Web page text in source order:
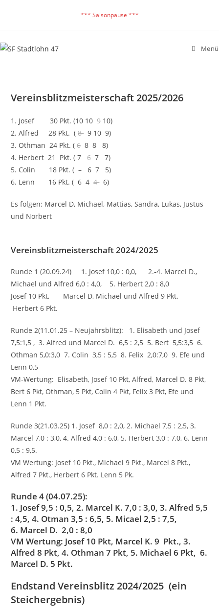
*** Saisonpause ***
Menü
Vereinsblitzmeisterschaft 2025/2026
1. Josef 30 Pkt. (10 10910)
2. Alfred 28 Pkt. (89 10 9)
3. Othman 24 Pkt. (68 8 8)
4. Herbert 21 Pkt. ( 767 7)
5. Colin 18 Pkt. ( – 6 7 5)
6. Lenn 16 Pkt. ( 6 446)
Es folgen: Marcel D, Michael, Mattias, Sandra, Lukas, Justus
und Norbert
Vereinsblitzmeisterschaft 2024/2025
Runde 1 (20.09.24) 1. Josef 10,0 : 0,0, 2.-4. Marcel D.,
Michael und Alfred 6,0 : 4,0, 5. Herbert 2,0 : 8,0
Josef 10 Pkt, Marcel D, Michael und Alfred 9 Pkt.
Herbert 6 Pkt.
Runde 2(11.01.25 – Neujahrsblitz): 1. Elisabeth und Josef
7,5:1,5 , 3. Alfred und Marcel D. 6,5 : 2,5 5. Bert 5,5:3,5 6.
Othman 5,0:3,0 7. Colin 3,5 : 5,5 8. Felix 2,0:7,0 9. Efe und
Lenn 0,5
VM-Wertung: Elisabeth, Josef 10 Pkt, Alfred, Marcel D. 8 Pkt,
Bert 6 Pkt, Othman, 5 Pkt, Colin 4 Pkt, Felix 3 Pkt, Efe und
Lenn 1 Pkt.
Runde 3(21.03.25) 1. Josef 8,0 : 2,0, 2. Michael 7,5 : 2,5, 3.
Marcel 7,0 : 3,0, 4. Alfred 4,0 : 6,0, 5. Herbert 3,0 : 7,0, 6. Lenn
0,5 : 9,5.
VM Wertung: Josef 10 Pkt., Michael 9 Pkt., Marcel 8 Pkt.,
Alfred 7 Pkt., Herbert 6 Pkt. Lenn 5 Pk.
Runde 4 (04.07.25):
1. Josef 9,5 : 0,5, 2. Marcel K. 7,0 : 3,0, 3. Alfred 5,5
: 4,5, 4. Otman 3,5 : 6,5, 5. Micael 2,5 : 7,5,
6. Marcel D. 2,0 : 8,0
VM Wertung: Josef 10 Pkt, Marcel K. 9 Pkt., 3.
Alfred 8 Pkt, 4. Othman 7 Pkt, 5. Michael 6 Pkt, 6.
Marcel D. 5 Pkt.
Endstand Vereinsblitz 2024/2025 (ein
Steichergebnis)